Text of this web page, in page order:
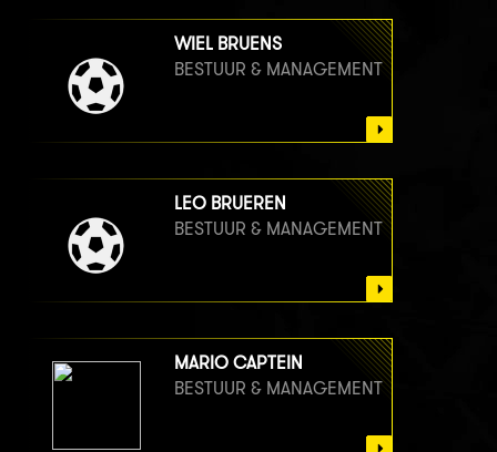
WIEL BRUENS
BESTUUR & MANAGEMENT
LEO BRUEREN
BESTUUR & MANAGEMENT
MARIO CAPTEIN
BESTUUR & MANAGEMENT